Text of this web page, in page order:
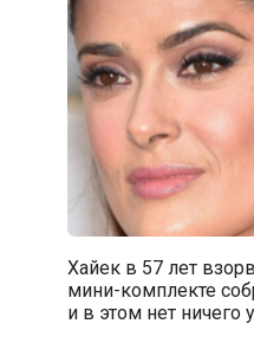
Хайек в 57 лет
мини-комплекте
и в этом нет ничего